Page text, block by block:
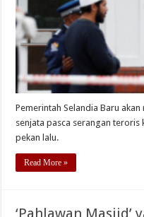
Pemerintah Selandia Baru
senjata pasca serangan teroris
pekan lalu.
Read More »